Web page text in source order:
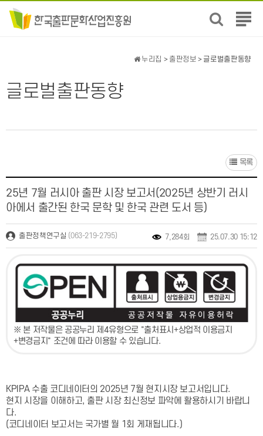
전
뉴
글로벌출판동향
누리집 > 출판정보 > 글로벌출판동향
목록
25년 7월 러시아 출판 시장 보고서(2025년 상반기 러시
아에서 출간된 한국 문학 및 한국 관련 도서 등)
출판정책연구실 (063-219-2795) 7,284회 25.07.30 15:12
※ 본 저작물은 공공누리 제4유형으로 "출처표시+상업적 이용금지
+변경금지" 조건에 따라 이용할 수 있습니다.
KPIPA 수출 코디네이터의 2025년 7월 현지시장 보고서입니다.
현지 시장을 이해하고, 출판 시장 최신정보 파악에 활용하시기 바랍니
다.
(코디네이터 보고서는 국가별 월 1회 게재됩니다.)